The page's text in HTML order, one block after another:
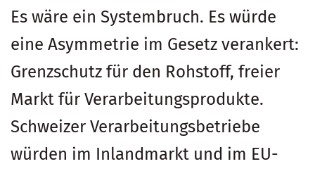
Es wäre ein Systembruch. Es würde
eine Asymmetrie im Gesetz verankert:
Grenzschutz für den Rohstoff, freier
Markt für Verarbeitungsprodukte.
Schweizer Verarbeitungsbetriebe
würden im Inlandmarkt und im EU-